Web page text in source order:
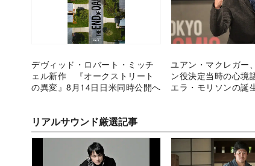
デヴィッド・ロバート・ミッチ
ェル新作 『オークストリート
の異変』8月14日日米同時公開へ
ユアン・マクレガー
ン役決定当時の心
エラ・モリソンの誕
リアルサウンド厳選記事